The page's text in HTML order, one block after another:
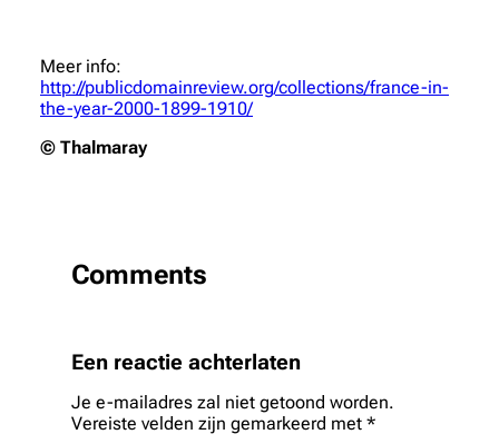
Meer info:
http://publicdomainreview.org/collections/france-in-
the-year-2000-1899-1910/
© Thalmaray
Comments
Een reactie achterlaten
Je e-mailadres zal niet getoond worden.
Vereiste velden zijn gemarkeerd met *